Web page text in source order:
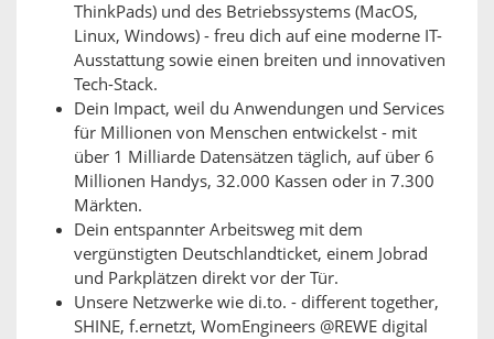
ThinkPads) und des Betriebssystems (MacOS,
Linux, Windows) - freu dich auf eine moderne IT-
Ausstattung sowie einen breiten und innovativen
Tech-Stack.
Dein Impact, weil du Anwendungen und Services
für Millionen von Menschen entwickelst - mit
über 1 Milliarde Datensätzen täglich, auf über 6
Millionen Handys, 32.000 Kassen oder in 7.300
Märkten.
Dein entspannter Arbeitsweg mit dem
vergünstigten Deutschlandticket, einem Jobrad
und Parkplätzen direkt vor der Tür.
Unsere Netzwerke wie di.to. - different together,
SHINE, f.ernetzt, WomEngineers @REWE digital